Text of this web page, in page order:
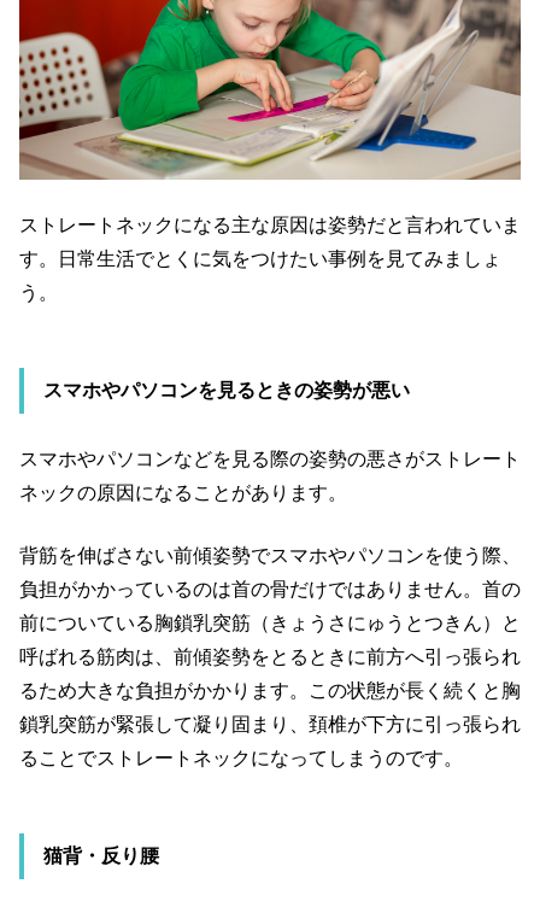
ストレートネックになる主な原因は姿勢だと言われていま
す。日常生活でとくに気をつけたい事例を見てみましょ
う。
スマホやパソコンを見るときの姿勢が悪い
スマホやパソコンなどを見る際の姿勢の悪さがストレート
ネックの原因になることがあります。
背筋を伸ばさない前傾姿勢でスマホやパソコンを使う際、
負担がかかっているのは首の骨だけではありません。首の
前についている胸鎖乳突筋（きょうさにゅうとつきん）と
呼ばれる筋肉は、前傾姿勢をとるときに前方へ引っ張られ
るため大きな負担がかかります。この状態が長く続くと胸
鎖乳突筋が緊張して凝り固まり、頚椎が下方に引っ張られ
ることでストレートネックになってしまうのです。
猫背・反り腰